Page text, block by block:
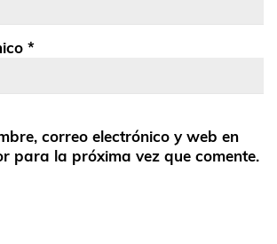
*
correo electrónico y web en
para la próxima vez que comente.